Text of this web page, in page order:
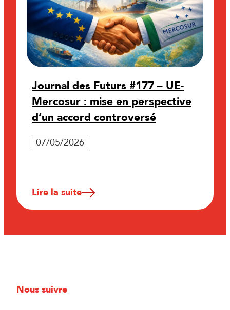
Journal des Futurs #177 – UE-
Mercosur : mise en perspective
d’un accord controversé
07/05/2026
Lire la suite
Nous suivre